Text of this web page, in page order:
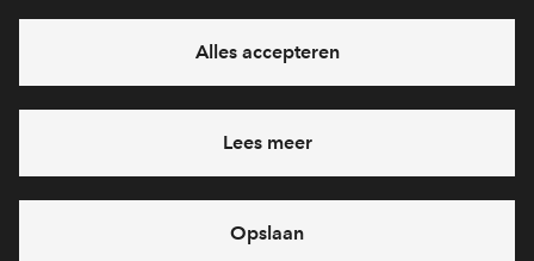
eventuele projecten
Ja, ik wil mij aanmelden
Heb je een vraag en wil je direct antwoord? Bel ons op088
712 27 47
6 dagen per week beschikbaar (behalve tijdens